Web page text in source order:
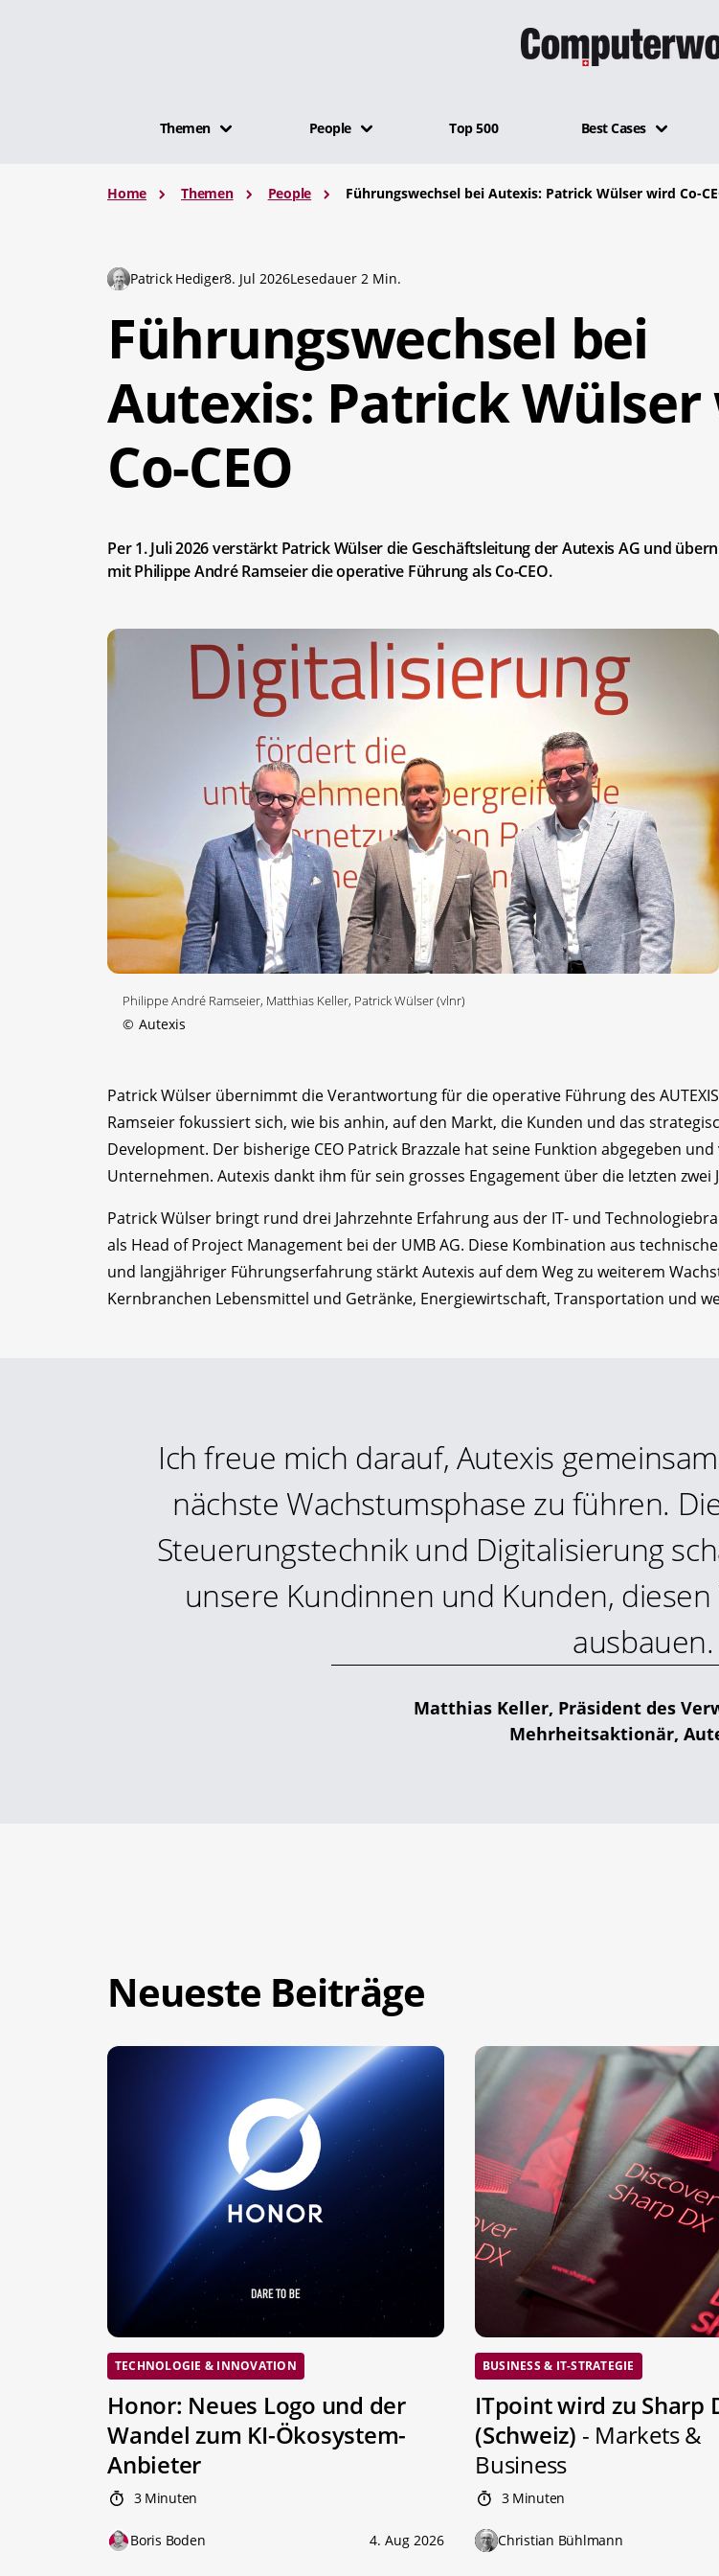
Themen People Top 500 Best Cases
Home Themen People Führungswechsel bei Autexis: Patrick Wülser wird Co-
Patrick Hediger8. Jul 2026Lesedauer 2 Min.
Führungswechsel bei
Autexis: Patrick
Co-CEO
Per 1. Juli 2026 verstärkt Patrick Wülser die Geschäftsleitung der Autexis AG und
mit Philippe André Ramseier die operative Führung als Co-CEO.
Philippe André Ramseier, Matthias Keller, Patrick Wülser (vlnr)
© Autexis
Patrick Wülser übernimmt die Verantwortung für die operative Führung des
Ramseier fokussiert sich, wie bis anhin, auf den Markt, die Kunden und das
Development. Der bisherige CEO Patrick Brazzale hat seine Funktion abgegeben
Unternehmen. Autexis dankt ihm für sein grosses Engagement über die letzten zwei
Patrick Wülser bringt rund drei Jahrzehnte Erfahrung aus der IT- und
als Head of Project Management bei der UMB AG. Diese Kombination aus
und langjähriger Führungserfahrung stärkt Autexis auf dem Weg zu weiterem
Kernbranchen Lebensmittel und Getränke, Energiewirtschaft, Transportation und
Ich freue mich darauf, Autexis
nächste Wachstumsphase zu führen.
Steuerungstechnik und Digitalisierung
unsere Kundinnen und Kunden,
ausbauen.
Matthias Keller, Präsident des
Mehrheitsaktionär,
Neueste Beiträge
TECHNOLOGIE & INNOVATION
Honor: Neues Logo und der
Wandel zum KI-Ökosystem-
Anbieter
3 Minuten
Boris Boden 4. Aug 2026
BUSINESS & IT-STRATEGIE
ITpoint wird zu Sharp
(Schweiz) - Markets &
Business
3 Minuten
Christian Bühlmann